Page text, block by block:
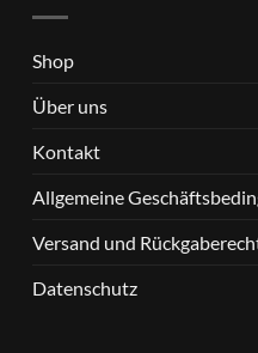
Shop
Über uns
Kontakt
Allgemeine
Versand und
Datenschutz